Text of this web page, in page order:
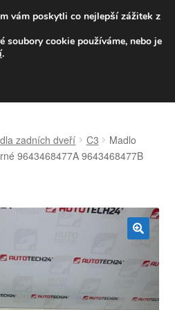
od 139,-Kč
9-16 704 494 494
zadních dveří C3
Madlo
9643468477A 9643468477B
vám poskytli co nejlepší zážitek z
soubory cookie používáme, nebo je
.